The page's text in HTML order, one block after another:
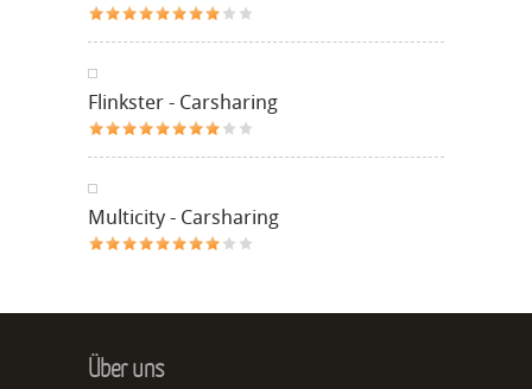
Flinkster - Carsharing
Multicity - Carsharing
Über uns